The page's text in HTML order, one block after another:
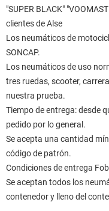
"SUPER BLACK"
clientes de Alse
Los neumáticos de
SONCAP.
Los neumáticos de uso
tres ruedas, scooter,
nuestra prueba.
Tiempo de entrega: desde
pedido por lo general.
Se acepta una cantidad
código de patrón.
Condiciones de entrega
Se aceptan todos los
contenedor y lleno del